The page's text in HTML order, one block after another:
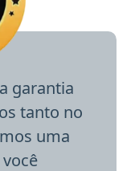
garantia
tanto no
uma